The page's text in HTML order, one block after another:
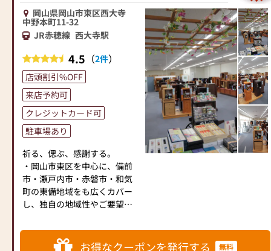
今まで大切に拝まれてこられ
たお仏壇、仏具の修理も承っ
ております。
また墓石の販売・修復（傾き
直し、墓じまい）年間清掃等
も承っております。草の生え
にくい土（防草マサ）も多く
の方よりご依頼いただいてお
ります。
岡山県岡山市東区西大寺
中野本町11-32
JR赤穂線 西大寺駅
4.5 （2件）
店頭割引%OFF
来店予約可
クレジットカード可
駐車場あり
祈る、偲ぶ、感謝する。
・岡山市東区を中心に、備前
市・瀬戸内市・赤磐市・和気
町の東備地域をも広くカバー
し、独自の地域性やご要望に
・独特の地域性や多種多様な
宗派や宗旨に細やかに対応しお得なクーポンを発行する 無料